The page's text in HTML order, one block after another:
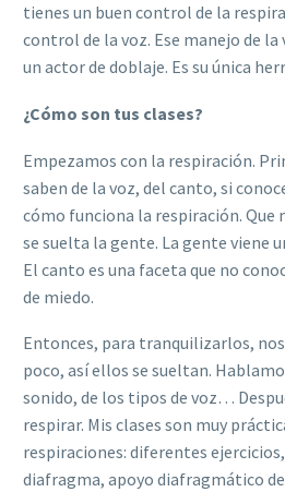
tienes un buen control de la
control de la voz. Ese manejo de
un actor de doblaje. Es su única
¿Cómo son tus clases?
Empezamos con la respiración.
saben de la voz, del canto, si
cómo funciona la respiración. Que
se suelta la gente. La gente viene
El canto es una faceta que no
de miedo.
Entonces, para tranquilizarlos,
poco, así ellos se sueltan.
sonido, de los tipos de voz…
respirar. Mis clases son muy
respiraciones: diferentes
diafragma, apoyo diafragmático